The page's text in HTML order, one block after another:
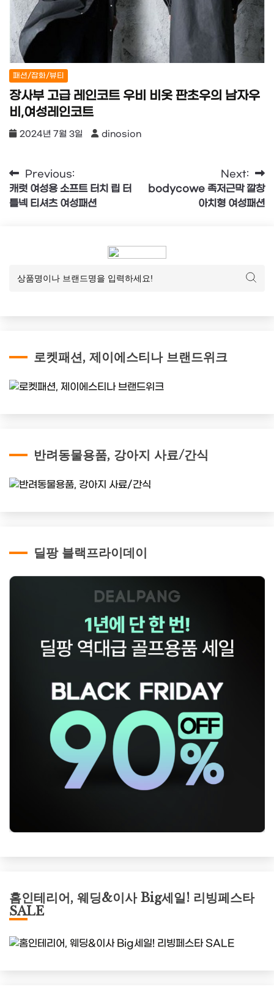
패션/잡화/뷰티
장사부 고급 레인코트 우비 비옷 판초우의 남자우
비,여성레인코트
2024년 7월 3일 dinosion
글
탐
Previous:
캐럿 여성용 소프트 터치 립 터
틀넥 티셔츠 여성패션
Next:
bodycowe 족저근막 깔창
아치형 여성패션
로켓패션, 제이에스티나 브랜드위크
반려동물용품, 강아지 사료/간식
딜팡 블랙프라이데이
홈인테리어, 웨딩&이사 Big세일! 리빙페스타
SALE